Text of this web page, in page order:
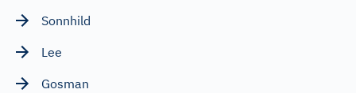
Sonnhild
Lee
Gosman